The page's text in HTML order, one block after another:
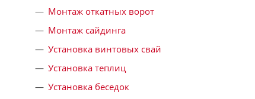
Монтаж откатных ворот
Монтаж сайдинга
Установка винтовых свай
Установка теплиц
Установка беседок